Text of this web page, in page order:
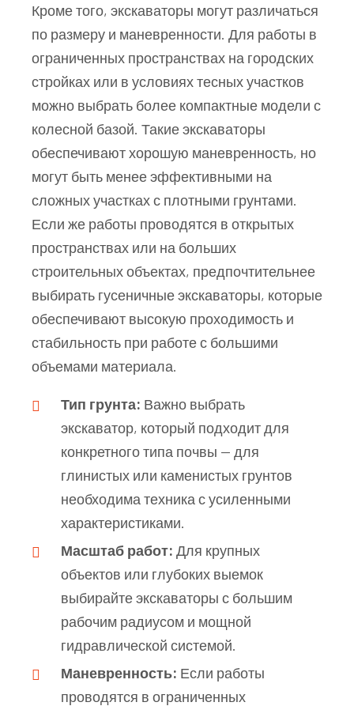
Кроме того, экскаваторы могут различаться
по размеру и маневренности. Для работы в
ограниченных пространствах на городских
стройках или в условиях тесных участков
можно выбрать более компактные модели с
колесной базой. Такие экскаваторы
обеспечивают хорошую маневренность, но
могут быть менее эффективными на
сложных участках с плотными грунтами.
Если же работы проводятся в открытых
пространствах или на больших
строительных объектах, предпочтительнее
выбирать гусеничные экскаваторы, которые
обеспечивают высокую проходимость и
стабильность при работе с большими
объемами материала.
Тип грунта: Важно выбрать
экскаватор, который подходит для
конкретного типа почвы — для
глинистых или каменистых грунтов
необходима техника с усиленными
характеристиками.
Масштаб работ: Для крупных
объектов или глубоких выемок
выбирайте экскаваторы с большим
рабочим радиусом и мощной
гидравлической системой.
Маневренность: Если работы
проводятся в ограниченных